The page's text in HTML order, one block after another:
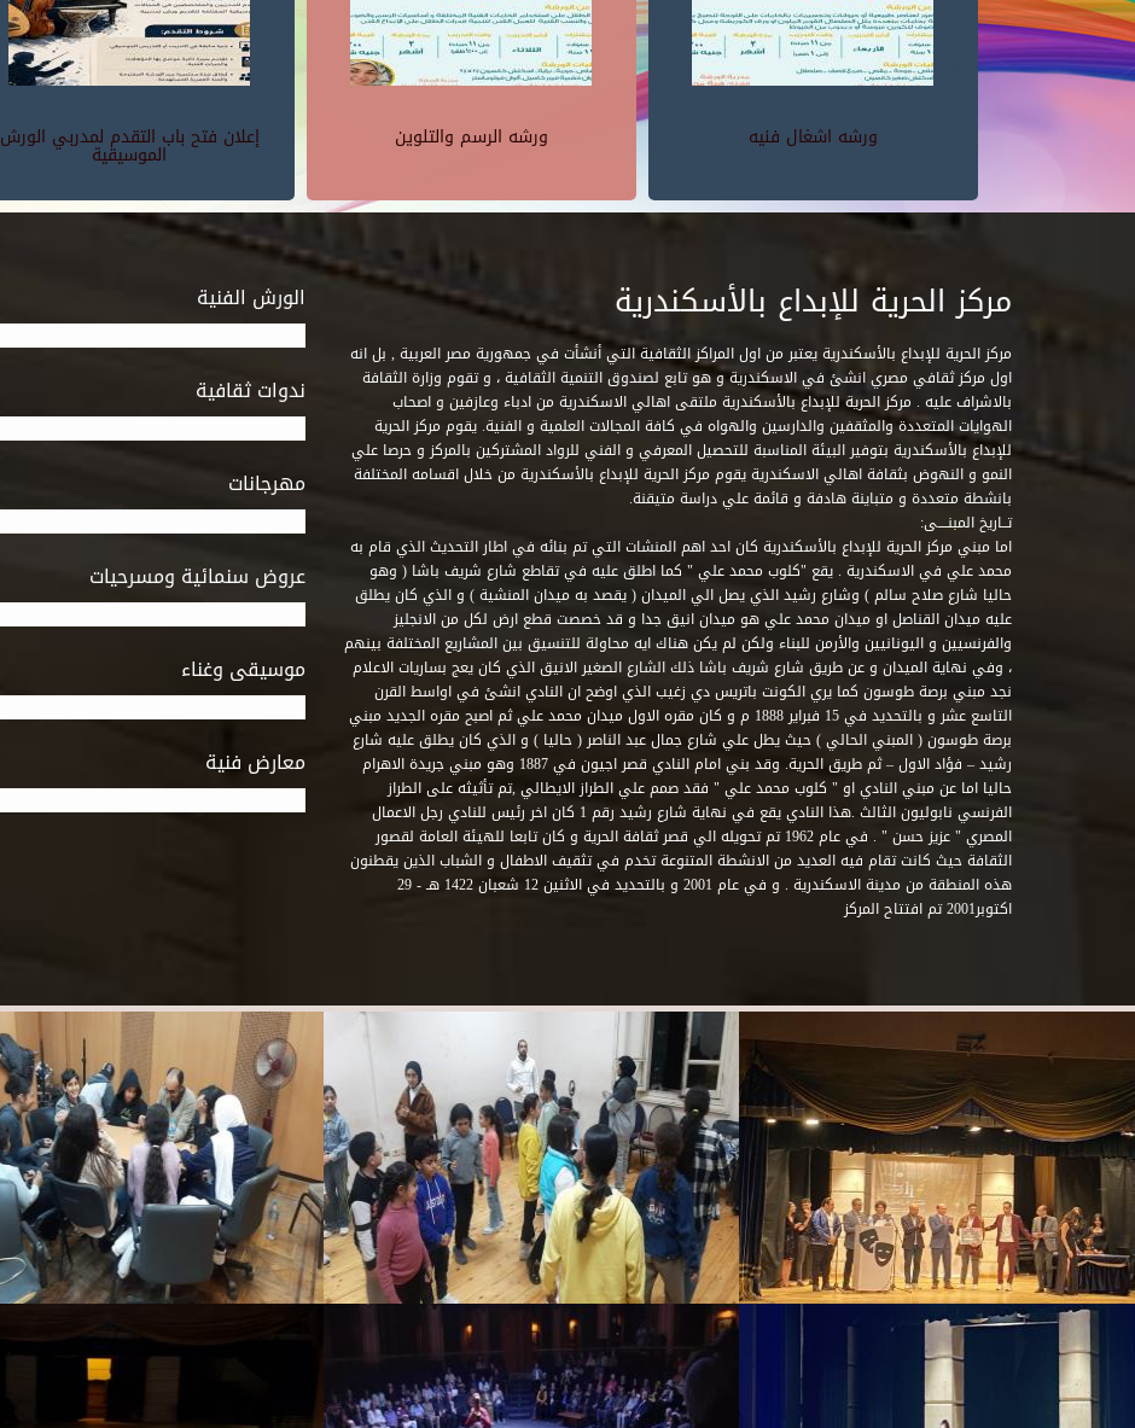
إعلان فتح باب التقدم لمدربي الورش
الموسيقية
ورشه الرسم والتلوين ورشه اشغال فنيه
الورش الفنية
ندوات ثقافية
مهرجانات
عروض سنمائية ومسرحيات
موسيقى وغناء
معارض فنية
مركز الحرية للإبداع بالأسكندرية
مركز الحرية للإبداع بالأسكندرية يعتبر من اول المراكز الثقافية التي أنشأت في جمهورية مصر العربية , بل انه
اول مركز ثقافي مصري انشئ في الاسكندرية و هو تابع لصندوق التنمية الثقافية ، و تقوم وزارة الثقافة
بالاشراف عليه . مركز الحرية للإبداع بالأسكندرية ملتقى اهالي الاسكندرية من ادباء وعازفين و اصحاب
الهوايات المتعددة والمثقفين والدارسين والهواه في كافة المجالات العلمية و الفنية. يقوم مركز الحرية
للإبداع بالأسكندرية بتوفير البيئة المناسبة للتحصيل المعرفي و الفني للرواد المشتركين بالمركز و حرصا علي
النمو و النهوض بثقافة اهالي الاسكندرية يقوم مركز الحرية للإبداع بالأسكندرية من خلال اقسامه المختلفة
بانشطة متعددة و متباينة هادفة و قائمة علي دراسة متيقنة.
تــاريخ المبنــــى:
اما مبني مركز الحرية للإبداع بالأسكندرية كان احد اهم المنشات التي تم بنائه في اطار التحديث الذي قام به
محمد علي في الاسكندرية . يقع "كلوب محمد علي " كما اطلق عليه في تقاطع شارع شريف باشا ( وهو
حاليا شارع صلاح سالم ) وشارع رشيد الذي يصل الي الميدان ( يقصد به ميدان المنشية ) و الذي كان يطلق
عليه ميدان القناصل او ميدان محمد علي هو ميدان انيق جدا و قد خصصت قطع ارض لكل من الانجليز
والفرنسيين و اليونانيين والأرمن للبناء ولكن لم يكن هناك ايه محاولة للتنسيق بين المشاريع المختلفة بينهم
، وفي نهاية الميدان و عن طريق شارع شريف باشا ذلك الشارع الصغير الانيق الذي كان يعج بساريات الاعلام
نجد مبني برصة طوسون كما يري الكونت باتريس دي زغيب الذي اوضح ان النادي انشئ في اواسط القرن
التاسع عشر و بالتحديد في 15 فبراير 1888 م و كان مقره الاول ميدان محمد علي ثم اصبح مقره الجديد مبني
برصة طوسون ( المبني الحالي ) حيث يطل علي شارع جمال عبد الناصر ( حاليا ) و الذي كان يطلق عليه شارع
رشيد – فؤاد الاول – ثم طريق الحرية. وقد بني امام النادي قصر اجيون في 1887 وهو مبني جريدة الاهرام
حاليا اما عن مبني النادي او " كلوب محمد علي " فقد صمم علي الطراز الايطالي ,تم تأثيثه على الطراز
الفرنسي نابوليون الثالث .هذا النادي يقع في نهاية شارع رشيد رقم 1 كان اخر رئيس للنادي رجل الاعمال
المصري " عزيز حسن " . في عام 1962 تم تحويله الي قصر ثقافة الحرية و كان تابعا للهيئة العامة لقصور
الثقافة حيث كانت تقام فيه العديد من الانشطة المتنوعة تخدم في تثقيف الاطفال و الشباب الذين يقطنون
هذه المنطقة من مدينة الاسكندرية . و في عام 2001 و بالتحديد في الاثنين 12 شعبان 1422 هـ - 29
اكتوبر2001 تم افتتاح المركز